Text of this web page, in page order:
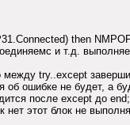
then
и т.д.
между try..except
об ошибке не будет, а
после except до end;
нет этот блок не